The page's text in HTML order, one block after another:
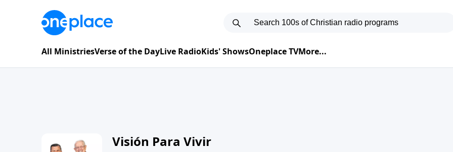
All MinistriesVerse of the DayLive RadioKids' ShowsOneplace TVMore...
Visión Para Vivir